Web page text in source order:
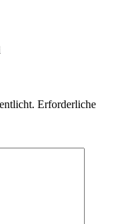
Erforderliche